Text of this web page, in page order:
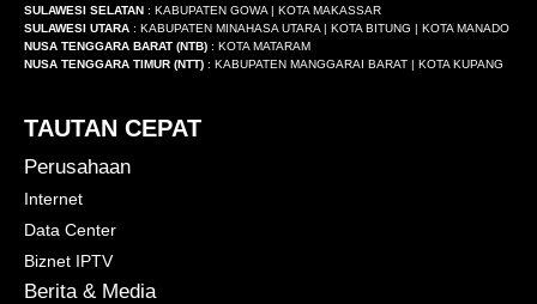
SULAWESI SELATAN : KABUPATEN GOWA | KOTA MAKASSAR
SULAWESI UTARA : KABUPATEN MINAHASA UTARA | KOTA BITUNG | KOTA MANADO
NUSA TENGGARA BARAT (NTB) : KOTA MATARAM
NUSA TENGGARA TIMUR (NTT) : KABUPATEN MANGGARAI BARAT | KOTA KUPANG
TAUTAN CEPAT
Perusahaan
Internet
Data Center
Biznet IPTV
Berita & Media